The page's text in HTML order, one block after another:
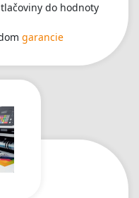
do hodnoty
garancie